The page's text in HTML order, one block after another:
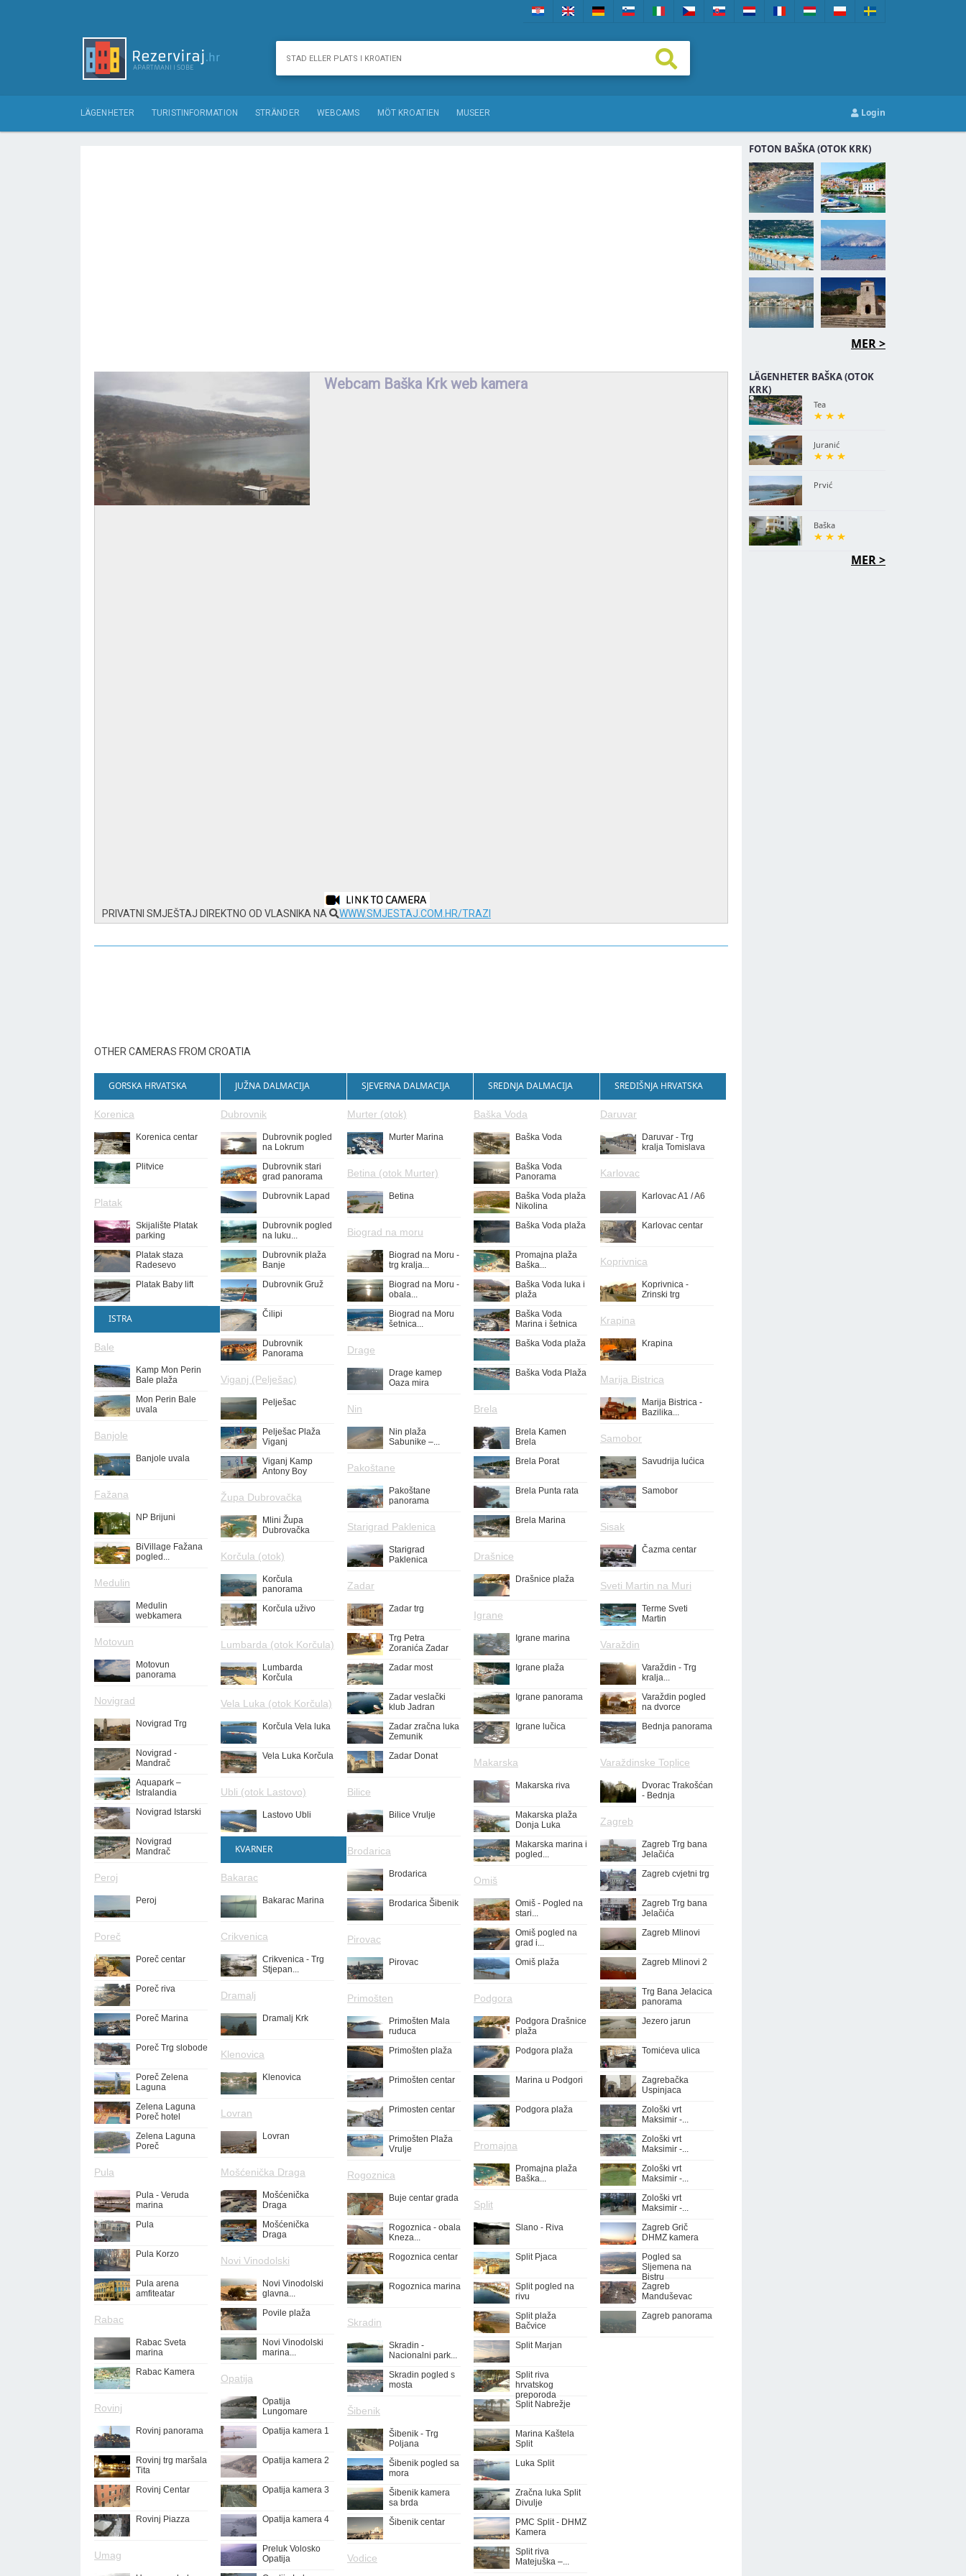
LÄGENHETER TURISTINFORMATION STRÄNDER WEBCAMS MÖT KROATIEN MUSEER Login
Webcam Baška Krk web kamera
PRIVATNI SMJEŠTAJ DIREKTNO OD VLASNIKA NA WWW.SMJESTAJ.COM.HR/TRAZI
OTHER CAMERAS FROM CROATIA
GORSKA HRVATSKA
Korenica
Korenica centar
Plitvice
Platak
Skijalište Platak
parking
Platak staza
Radesevo
Platak Baby lift
ISTRA
Bale
Kamp Mon Perin
Bale plaža
Mon Perin Bale
uvala
Banjole
Banjole uvala
Fažana
NP Brijuni
BiVillage Fažana
pogled...
Medulin
Medulin
webkamera
Motovun
Motovun
panorama
Novigrad
Novigrad Trg
Novigrad -
Mandrač
Aquapark –
Istralandia
Novigrad Istarski
Novigrad
Mandrač
Peroj
Peroj
Poreč
Poreč centar
Poreč riva
Poreč Marina
Poreč Trg slobode
Poreč Zelena
Laguna
Zelena Laguna
Poreč hotel
Zelena Laguna
Poreč
Pula
Pula - Veruda
marina
Pula
Pula Korzo
Pula arena
amfiteatar
Rabac
Rabac Sveta
marina
Rabac Kamera
Rovinj
Rovinj panorama
Rovinj trg maršala
Tita
Rovinj Centar
Rovinj Piazza
Umag
JUŽNA DALMACIJA
Dubrovnik
Dubrovnik pogled
na Lokrum
Dubrovnik stari
grad panorama
Dubrovnik Lapad
Dubrovnik pogled
na luku...
Dubrovnik plaža
Banje
Dubrovnik Gruž
Čilipi
Dubrovnik
Panorama
Viganj (Pelješac)
Pelješac
Pelješac Plaža
Viganj
Viganj Kamp
Antony Boy
Župa Dubrovačka
Mlini Župa
Dubrovačka
Korčula (otok)
Korčula
panorama
Korčula uživo
Lumbarda (otok Korčula)
Lumbarda
Korčula
Vela Luka (otok Korčula)
Korčula Vela luka
Vela Luka Korčula
Ubli (otok Lastovo)
Lastovo Ubli
KVARNER
Bakarac
Bakarac Marina
Crikvenica
Crikvenica - Trg
Stjepan...
Dramalj
Dramalj Krk
Klenovica
Klenovica
Lovran
Lovran
Mošćenička Draga
Mošćenička
Draga
Mošćenička
Draga
Novi Vinodolski
Novi Vinodolski
glavna...
Povile plaža
Novi Vinodolski
marina...
Opatija
Opatija
Lungomare
Opatija kamera 1
Opatija kamera 2
Opatija kamera 3
Opatija kamera 4
Preluk Volosko
Opatija
SJEVERNA DALMACIJA
Murter (otok)
Murter Marina
Betina (otok Murter)
Betina
Biograd na moru
Biograd na Moru -
trg kralja...
Biograd na Moru -
obala...
Biograd na Moru
šetnica...
Drage
Drage kamep
Oaza mira
Nin
Nin plaža
Sabunike –...
Pakoštane
Pakoštane
panorama
Starigrad Paklenica
Starigrad
Paklenica
Zadar
Zadar trg
Trg Petra
Zoranića Zadar
Zadar most
Zadar veslački
klub Jadran
Zadar zračna luka
Zemunik
Zadar Donat
Bilice
Bilice Vrulje
Brodarica
Brodarica
Brodarica Šibenik
Pirovac
Pirovac
Primošten
Primošten Mala
ruduca
Primošten plaža
Primošten centar
Primosten centar
Primošten Plaža
Vrulje
Rogoznica
Buje centar grada
Rogoznica - obala
Kneza...
Rogoznica centar
Rogoznica marina
Skradin
Skradin -
Nacionalni park...
Skradin pogled s
mosta
Šibenik
Šibenik - Trg
Poljana
Šibenik pogled sa
mora
Šibenik kamera
sa brda
Šibenik centar
Vodice
SREDNJA DALMACIJA
Baška Voda
Baška Voda
Baška Voda
Panorama
Baška Voda plaža
Nikolina
Baška Voda plaža
Promajna plaža
Baška...
Baška Voda luka i
plaža
Baška Voda
Marina i šetnica
Baška Voda plaža
Baška Voda Plaža
Brela
Brela Kamen
Brela
Brela Porat
Brela Punta rata
Brela Marina
Drašnice
Drašnice plaža
Igrane
Igrane marina
Igrane plaža
Igrane panorama
Igrane lučica
Makarska
Makarska riva
Makarska plaža
Donja Luka
Makarska marina i
pogled...
Omiš
Omiš - Pogled na
stari...
Omiš pogled na
grad i...
Omiš plaža
Podgora
Podgora Drašnice
plaža
Podgora plaža
Marina u Podgori
Podgora plaža
Promajna
Promajna plaža
Baška...
Split
Slano - Riva
Split Pjaca
Split pogled na
rivu
Split plaža
Bačvice
Split Marjan
Split riva
hrvatskog
preporoda
Split Nabrežje
Marina Kaštela
Split
Luka Split
Zračna luka Split
Divulje
PMC Split - DHMZ
Kamera
Split riva
Matejuška –...
SREDIŠNJA HRVATSKA
Daruvar
Daruvar - Trg
kralja Tomislava
Karlovac
Karlovac A1 / A6
Karlovac centar
Koprivnica
Koprivnica -
Zrinski trg
Krapina
Krapina
Marija Bistrica
Marija Bistrica -
Bazilika...
Samobor
Savudrija lućica
Samobor
Sisak
Čazma centar
Sveti Martin na Muri
Terme Sveti
Martin
Varaždin
Varaždin - Trg
kralja...
Varaždin pogled
na dvorce
Bednja panorama
Varaždinske Toplice
Dvorac Trakošćan
- Bednja
Zagreb
Zagreb Trg bana
Jelačića
Zagreb cvjetni trg
Zagreb Trg bana
Jelačića
Zagreb Mlinovi
Zagreb Mlinovi 2
Trg Bana Jelacica
panorama
Jezero jarun
Tomićeva ulica
Zagrebačka
Uspinjaca
Zološki vrt
Maksimir -...
Zološki vrt
Maksimir -...
Zološki vrt
Maksimir -...
Zološki vrt
Maksimir -...
Zagreb Grič
DHMZ kamera
Pogled sa
Sljemena na
Bistru
Zagreb
Manduševac
Zagreb panorama
FOTON BAŠKA (OTOK KRK)
MER >
LÄGENHETER BAŠKA (OTOK
KRK)
Tea
Juranić
Prvić
Baška
MER >